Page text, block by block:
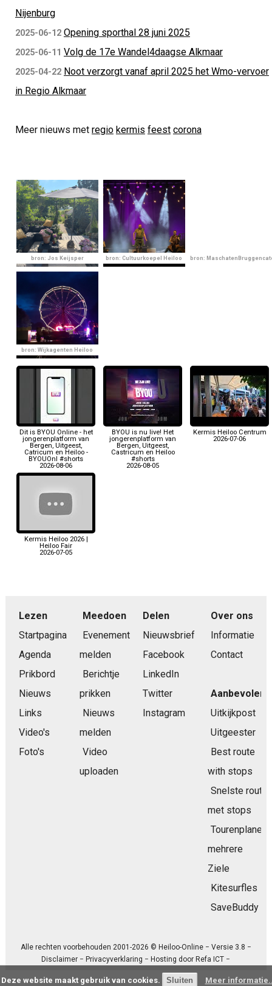
Nijenburg
2025-06-12 Opening sporthal 28 juni 2025
2025-06-11 Volg de 17e Wandel4daagse Alkmaar
2025-04-22 Noot verzorgt vanaf april 2025 het Wmo-vervoer
in Regio Alkmaar
Meer nieuws met regio kermis feest corona
bron: Jos Keijsper bron: Cultuurkoepel Heiloo bron:
bron: Wijkagenten Heiloo
Dit is BYOU Online - het
jongerenplatform van
Bergen, Uitgeest,
Catricum en Heiloo -
BYOUOnl #shorts
2026-08-06
BYOU is nu live! Het
jongerenplatform van
Bergen, Uitgeest,
Castricum en Heiloo
#shorts
2026-08-05
Kermis Heiloo Centrum
2026-07-06
Kermis Heiloo 2026 |
Heiloo Fair
2026-07-05
Lezen
Startpagina
Agenda
Prikbord
Nieuws
Links
Video's
Foto's
Meedoen
Evenement
melden
Berichtje
prikken
Nieuws
melden
Video
uploaden
Delen
Nieuwsbrief
Facebook
LinkedIn
Twitter
Instagram
Over ons
Informatie
Contact
Aanbevolen
Uitkijkpost
Uitgeester
Best route
with stops
Snelste route
met stops
Tourenplaner
mehrere
Ziele
Kitesurfles
SaveBuddy
Alle rechten voorbehouden 2001-2026 © Heiloo-Online − Versie 3.8 −
Disclaimer −Privacyverklaring − Hosting doorRefa ICT −
Deze website maakt gebruik van cookies. Meer